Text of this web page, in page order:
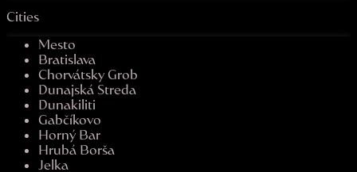
Cities
Mesto
Bratislava
Chorvátsky Grob
Dunajská Streda
Dunakiliti
Gabčíkovo
Horný Bar
Hrubá Borša
Jelka